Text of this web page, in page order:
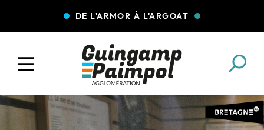
DE L'ARMOR À L'ARGOAT
COLLECTE DES DÉCHETS EAU ET ASSAINISSEMENT